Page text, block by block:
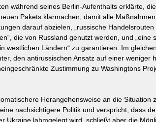
während seines Berlin-Aufenthalts erklärte,
Pakets klarmachen, damit alle
darauf abzielen, „russische
die von Russland genutzt werden, und „eine
westlichen Ländern“ zu garantieren. Im
den antirussischen Ansatz auf einer weniger
Zustimmung zu Washingtons
Herangehensweise an die Situation
nachsichtigere Politik und verspricht, dass
Ukraine lahmgelegt wird, schließt aber die